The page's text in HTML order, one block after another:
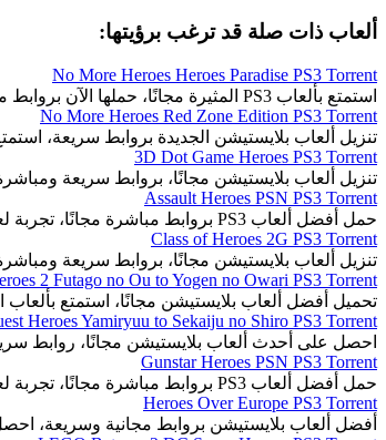
ألعاب ذات صلة قد ترغب برؤيتها:
No More Heroes Heroes Paradise PS3 Torrent
استمتع بألعاب PS3 المثيرة مجانًا، حملها الآن بروابط مباشرة وسريعة.
No More Heroes Red Zone Edition PS3 Torrent
تنزيل ألعاب بلايستيشن الجديدة بروابط سريعة،
3D Dot Game Heroes PS3 Torrent
تنزيل ألعاب بلايستيشن مجانًا، بروابط سريعة
Assault Heroes PSN PS3 Torrent
حمل أفضل ألعاب PS3 بروابط مباشرة مجانًا، تجربة لعب مثيرة تنتظرك.
Class of Heroes 2G PS3 Torrent
تنزيل ألعاب بلايستيشن مجانًا، بروابط سريعة
2 Futago no Ou to Yogen no Owari PS3 Torrent
تحميل أفضل ألعاب بلايستيشن مجانًا، استمتع
Heroes Yamiryuu to Sekaiju no Shiro PS3 Torrent
احصل على أحدث ألعاب بلايستيشن مجانًا، روابط
Gunstar Heroes PSN PS3 Torrent
حمل أفضل ألعاب PS3 بروابط مباشرة مجانًا، تجربة لعب مثيرة تنتظرك.
Heroes Over Europe PS3 Torrent
أفضل ألعاب بلايستيشن بروابط مجانية وسريعة،